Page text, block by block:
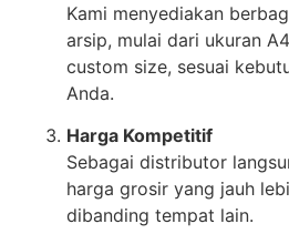
Kami menyediakan
arsip, mulai dari ukuran
custom size, sesuai
Anda.
Harga Kompetitif
Sebagai distributor
harga grosir yang jauh
dibanding tempat lain.